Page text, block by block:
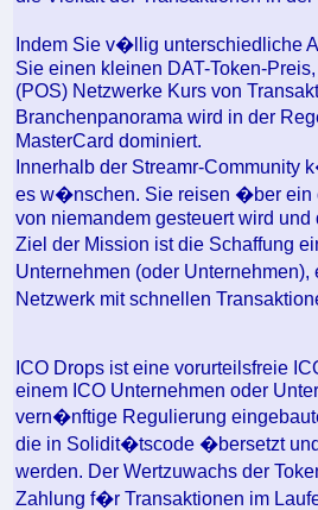
Indem Sie v�llig unterschiedliche
Sie einen kleinen DAT-Token-
(POS) Netzwerke Kurs von
Branchenpanorama wird in der
MasterCard dominiert.
Innerhalb der Streamr-Community
es w�nschen. Sie reisen �ber ein
von niemandem gesteuert wird
Ziel der Mission ist die Schaffung
Unternehmen (oder
Netzwerk mit schnellen
ICO Drops ist eine vorurteilsfreie
einem ICO Unternehmen oder
vern�nftige Regulierung
die in Solidit�tscode �bersetzt
werden. Der Wertzuwachs der
Zahlung f�r Transaktionen im